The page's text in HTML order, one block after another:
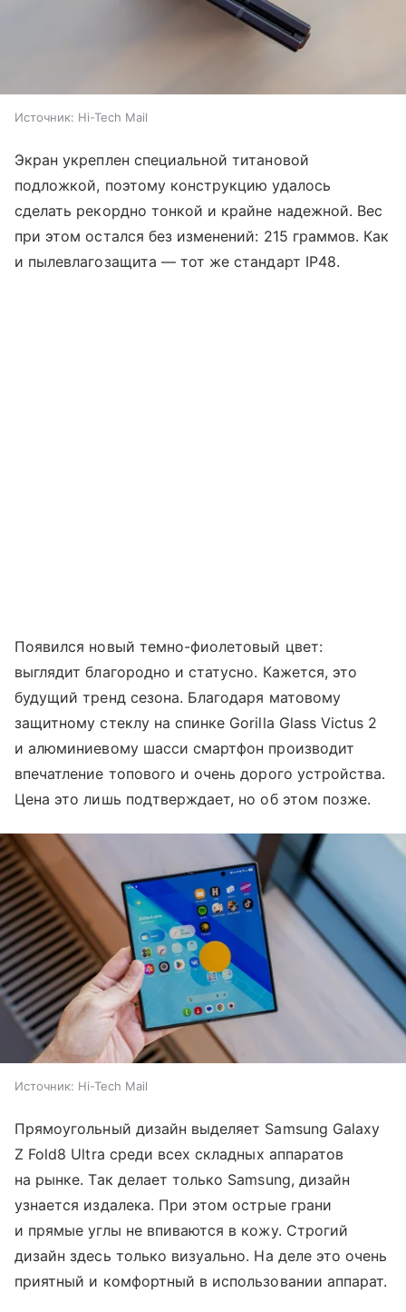
Источник: Hi-Tech Mail
Экран укреплен специальной титановой
подложкой, поэтому конструкцию удалось
сделать рекордно тонкой и крайне надежной. Вес
при этом остался без изменений: 215 граммов. Как
и пылевлагозащита — тот же стандарт IP48.
Появился новый темно-фиолетовый цвет:
выглядит благородно и статусно. Кажется, это
будущий тренд сезона. Благодаря матовому
защитному стеклу на спинке Gorilla Glass Victus 2
и алюминиевому шасси смартфон производит
впечатление топового и очень дорого устройства.
Цена это лишь подтверждает, но об этом позже.
Источник: Hi-Tech Mail
Прямоугольный дизайн выделяет Samsung Galaxy
Z Fold8 Ultra среди всех складных аппаратов
на рынке. Так делает только Samsung, дизайн
узнается издалека. При этом острые грани
и прямые углы не впиваются в кожу. Строгий
дизайн здесь только визуально. На деле это очень
приятный и комфортный в использовании аппарат.